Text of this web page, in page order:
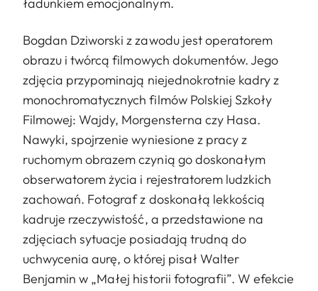
Bogdan Dziworski z zawodu jest operatorem
obrazu i twórcą filmowych dokumentów. Jego
zdjęcia przypominają niejednokrotnie kadry z
monochromatycznych filmów Polskiej Szkoły
Filmowej: Wajdy, Morgensterna czy Hasa.
Nawyki, spojrzenie wyniesione z pracy z
ruchomym obrazem czynią go doskonałym
obserwatorem życia i rejestratorem ludzkich
zachowań. Fotograf z doskonałą lekkością
kadruje rzeczywistość, a przedstawione na
zdjęciach sytuacje posiadają trudną do
uchwycenia aurę, o której pisał Walter
Benjamin w „Małej historii fotografii”. W efekcie